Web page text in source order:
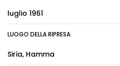
luglio 1961
LUOGO DELLA RIPRESA
Siria, Hamma